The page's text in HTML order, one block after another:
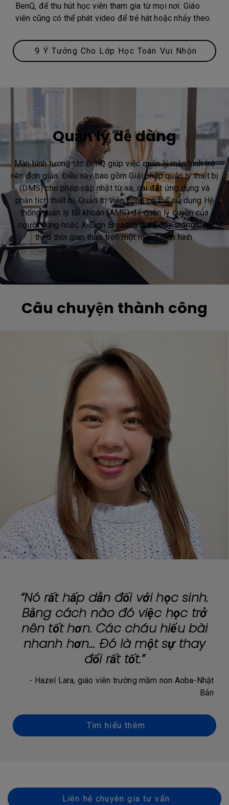
BenQ, để thu hút học viên tham gia từ mọi nơi. Giáo
viên cũng có thể phát video để trẻ hát hoặc nhảy theo.
9 Ý Tưởng Cho Lớp Học Toán Vui Nhộn
Quản lý dễ dàng
Màn hình tương tác BenQ giúp việc quản lý màn hình trở
nên đơn giản. Điều này bao gồm Giải pháp quản lý thiết bị
(DMS) cho phép cập nhật từ xa, cài đặt ứng dụng và
phân tích thiết bị. Quản trị viên cũng có thể sử dụng Hệ
thống quản lý tài khoản (AMS) để quản lý quyền của
người dùng hoặc X-Sign Broadcast để đẩy thông báo
theo thời gian thực trên một mạng màn hình.
Câu chuyện thành công
“Nó rất hấp dẫn đối với học sinh.
Bằng cách nào đó việc học trở
nên tốt hơn. Các cháu hiểu bài
nhanh hơn... Đó là một sự thay
đổi rất tốt.”
- Hazel Lara, giáo viên trường mầm non Aoba-Nhật
Bản
Tìm hiểu thêm
Liên hệ chuyên gia tư vấn